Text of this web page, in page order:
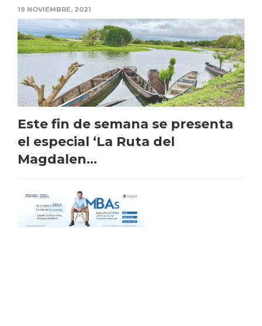
19 NOVIEMBRE, 2021
Este fin de semana se presenta
el especial ‘La Ruta del
Magdalen...